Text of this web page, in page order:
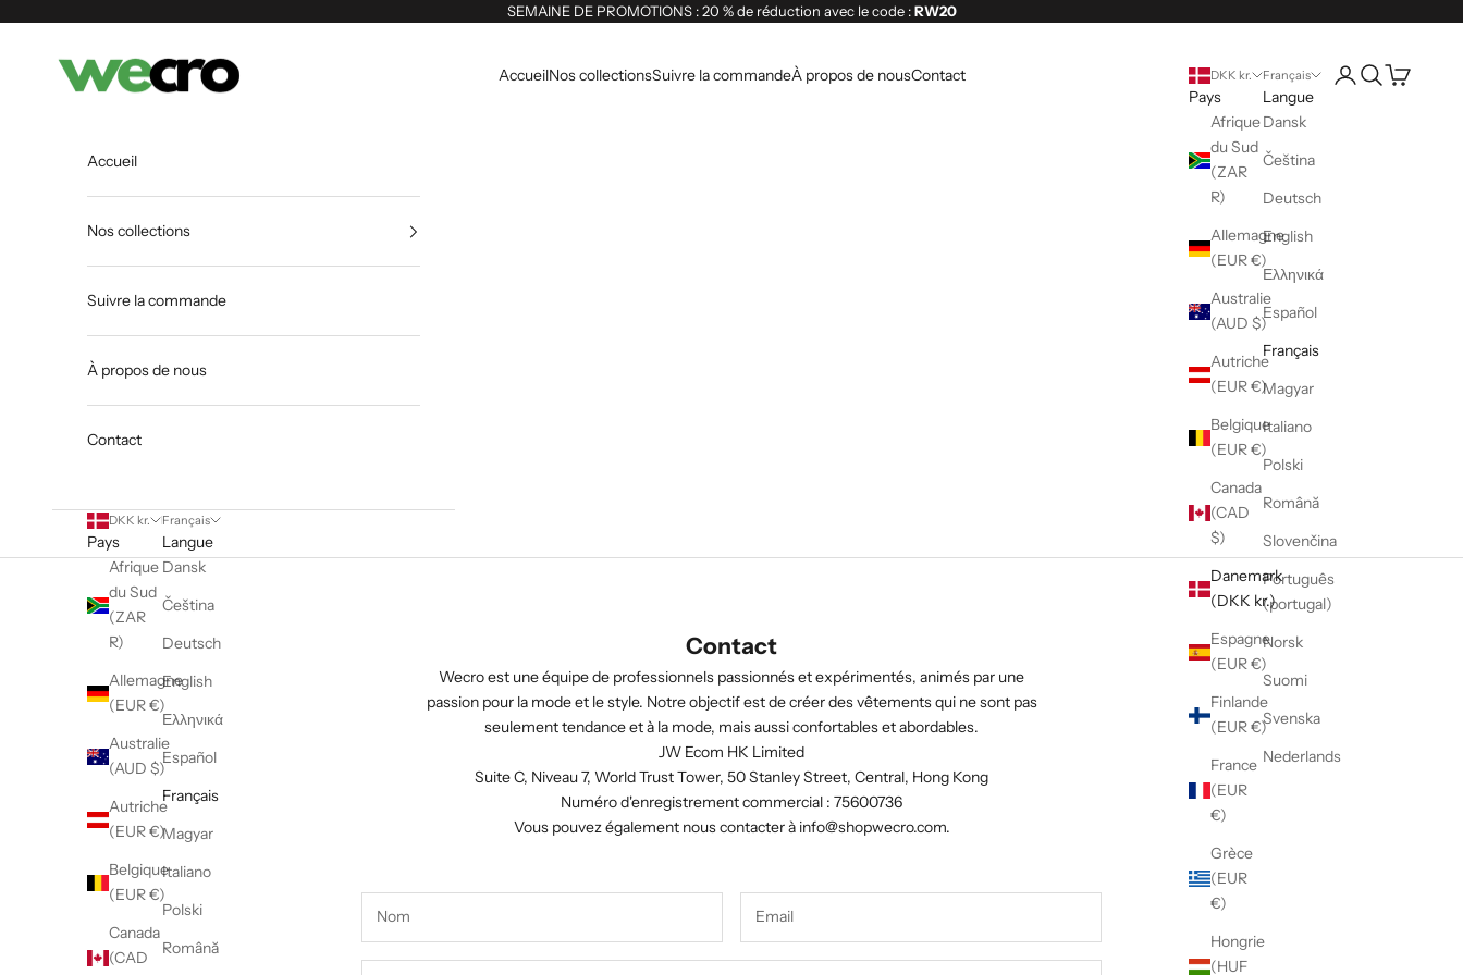
SEMAINE DE PROMOTIONS : 20 % de réduction avec le code :RW20
Shopwecro
AccueilNos collectionsSuivre la commandeÀ propos de nousContact DKK kr.
Pays
Afrique
du Sud
(ZAR
R)
Allemagne
(EUR €)
Australie
(AUD $)
Autriche
(EUR €)
Belgique
(EUR €)
Canada
(CAD
$)
Danemark
(DKK kr.)
Espagne
(EUR €)
Finlande
(EUR €)
France
(EUR
€)
Grèce
(EUR
€)
Hongrie
(HUF
Français
Langue
Dansk
Čeština
Deutsch
English
Ελληνικά
Español
Français
Magyar
Italiano
Polski
Română
Slovenčina
Português
(portugal)
Norsk
Suomi
Svenska
Nederlands
Ouvrir le compte
Ouvrir la
Voir le
Accueil
Nos collections
Suivre la commande
À propos de nous
Contact
DKK kr.
Pays
Afrique
du Sud
(ZAR
R)
Allemagne
(EUR €)
Australie
(AUD $)
Autriche
(EUR €)
Belgique
(EUR €)
Canada
(CAD
Français
Langue
Dansk
Čeština
Deutsch
English
Ελληνικά
Español
Français
Magyar
Italiano
Polski
Română
Contact
Wecro est une équipe de professionnels passionnés et expérimentés, animés par une
passion pour la mode et le style. Notre objectif est de créer des vêtements qui ne sont pas
seulement tendance et à la mode, mais aussi confortables et abordables.
JW Ecom HK Limited
Suite C, Niveau 7, World Trust Tower, 50 Stanley Street, Central, Hong Kong
Numéro d'enregistrement commercial : 75600736
Vous pouvez également nous contacter à info@shopwecro.com.